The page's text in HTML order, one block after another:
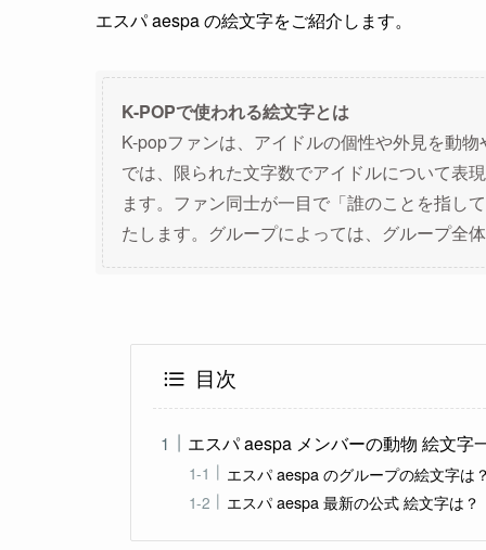
エスパ aespa の絵文字をご紹介します。
K-POPで使われる絵文字とは
K-popファンは、アイドルの個性や外見を動
では、限られた文字数でアイドルについて表
ます。ファン同士が一目で「誰のことを指し
たします。グループによっては、グループ全
目次
エスパ aespa メンバーの動物 絵文字
エスパ aespa のグループの絵文字は
エスパ aespa 最新の公式 絵文字は？